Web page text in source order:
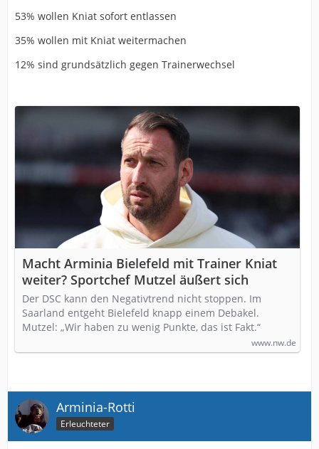
53% wollen Kniat sofort entlassen
35% wollen mit Kniat weitermachen
12% sind grundsätzlich gegen Trainerwechsel
Macht Arminia Bielefeld mit Trainer Kniat
weiter? Sportchef Mutzel äußert sich
Der DSC kann den Negativtrend nicht stoppen. Im
Saarland entgeht Bielefeld knapp einem Debakel.
Mutzel: „Wir haben zu wenig Punkte, das ist Fakt.“
www.nw.de
Arminia-Rotti
Erleuchteter